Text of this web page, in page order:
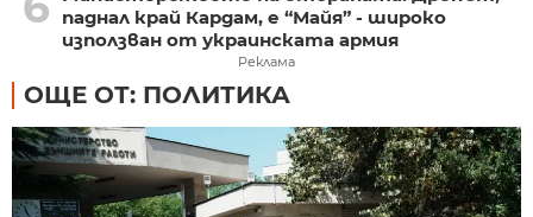
паднал край Кардам, е “Майя” - широко
използван от украинската армия
Реклама
ОЩЕ ОТ: ПОЛИТИКА